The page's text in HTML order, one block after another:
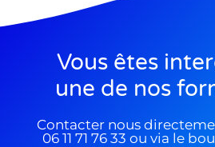
Vous êtes
une de nos
Contacter nous
06 11 71 76 33 ou via le